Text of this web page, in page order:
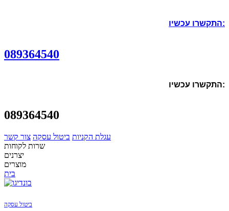
התקשרו עכשיו:
089364540
התקשרו עכשיו:
089364540
עגלת הקניות ביטול עסקה צור קשר
שרות לקוחות
יצרנים
מוצרים
בית
ביטול עסקה